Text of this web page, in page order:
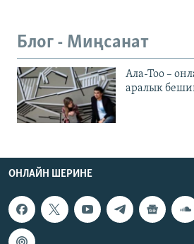
Блог - Миңсанат
Ала-Тоо –
аралык
ОНЛАЙН ШЕРИНЕ